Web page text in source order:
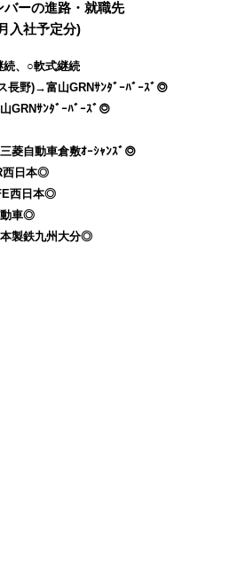
ーの進路・就職先
入社予定分)
、○軟式継続
長野)→富山GRNｻﾝﾀﾞｰﾊﾞｰｽﾞ◎
GRNｻﾝﾀﾞｰﾊﾞｰｽﾞ◎
菱自動車倉敷ｵｰｼｬﾝｽﾞ◎
西日本◎
西日本◎
動車◎
製鉄九州大分◎